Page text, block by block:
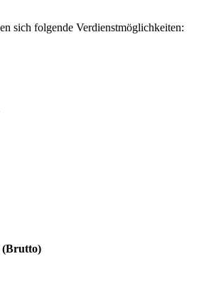
sich folgende Verdienstmöglichkeiten:
(Brutto)